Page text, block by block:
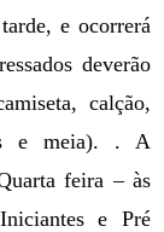
e ocorrerá
deverão
calção,
e meia). . A
feira – às
e Pré